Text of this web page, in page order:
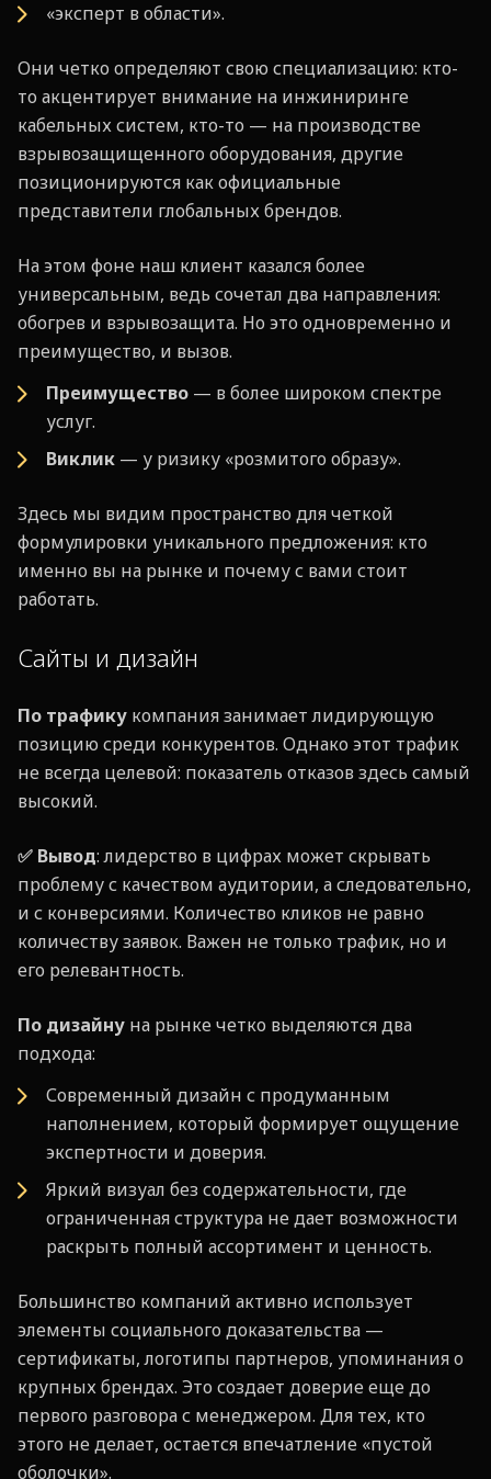
«эксперт в области».
Они четко определяют свою специализацию: кто-
то акцентирует внимание на инжиниринге
кабельных систем, кто-то — на производстве
взрывозащищенного оборудования, другие
позиционируются как официальные
представители глобальных брендов.
На этом фоне наш клиент казался более
универсальным, ведь сочетал два направления:
обогрев и взрывозащита. Но это одновременно и
преимущество, и вызов.
Преимущество — в более широком спектре
услуг.
Виклик — у ризику «розмитого образу».
Здесь мы видим пространство для четкой
формулировки уникального предложения: кто
именно вы на рынке и почему с вами стоит
работать.
Сайты и дизайн
По трафику компания занимает лидирующую
позицию среди конкурентов. Однако этот трафик
не всегда целевой: показатель отказов здесь самый
высокий.
✅ Вывод: лидерство в цифрах может скрывать
проблему с качеством аудитории, а следовательно,
и с конверсиями. Количество кликов не равно
количеству заявок. Важен не только трафик, но и
его релевантность.
По дизайну на рынке четко выделяются два
подхода:
Современный дизайн с продуманным
наполнением, который формирует ощущение
экспертности и доверия.
Яркий визуал без содержательности, где
ограниченная структура не дает возможности
раскрыть полный ассортимент и ценность.
Большинство компаний активно использует
элементы социального доказательства —
сертификаты, логотипы партнеров, упоминания о
крупных брендах. Это создает доверие еще до
первого разговора с менеджером. Для тех, кто
этого не делает, остается впечатление «пустой
оболочки».